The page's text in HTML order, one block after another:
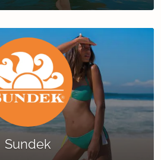
Sundek